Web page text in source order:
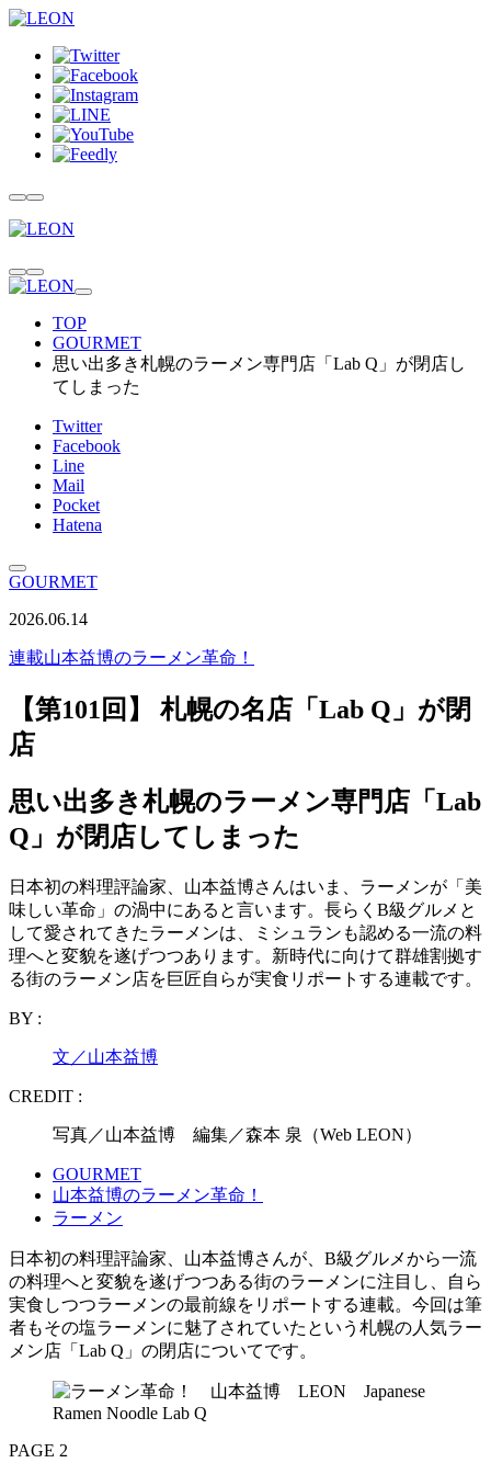
TOP
GOURMET
思い出多き札幌のラーメン専門店「Lab Q」が閉店し
てしまった
Twitter
Facebook
Line
Mail
Pocket
Hatena
GOURMET
2026.06.14
連載山本益博のラーメン革命！
【第101回】 札幌の名店「Lab Q」が閉
店
思い出多き札幌のラーメン専門店「Lab
Q」が閉店してしまった
日本初の料理評論家、山本益博さんはいま、ラーメンが「美
味しい革命」の渦中にあると言います。長らくB級グルメと
して愛されてきたラーメンは、ミシュランも認める一流の料
理へと変貌を遂げつつあります。新時代に向けて群雄割拠す
る街のラーメン店を巨匠自らが実食リポートする連載です。
BY :
文／山本益博
CREDIT :
写真／山本益博 編集／森本 泉（Web LEON）
GOURMET
山本益博のラーメン革命！
ラーメン
日本初の料理評論家、山本益博さんが、B級グルメから一流
の料理へと変貌を遂げつつある街のラーメンに注目し、自ら
実食しつつラーメンの最前線をリポートする連載。今回は筆
者もその塩ラーメンに魅了されていたという札幌の人気ラー
メン店「Lab Q」の閉店についてです。
PAGE 2